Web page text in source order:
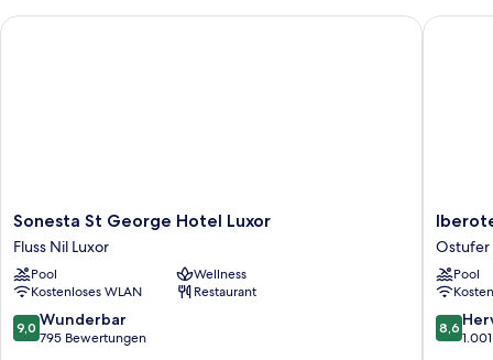
Sonesta
St
George
Hotel
Luxor
Fluss
Nil
Sonesta St George Hotel Luxor
Fluss Nil Luxor
Pool
Wellness
Kostenloses WLAN
Restaurant
9.0
von
9,0 Wunderbar
795 Bewertungen
Sonesta St George Hotel Luxor
Iberotel
Luxor
by
JAZ
Ostufer
Ostufer
Pool
8.6
von
8,6
Iberotel